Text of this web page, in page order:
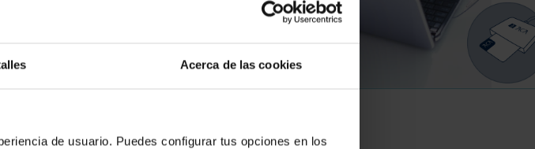
Acerca de las cookies
de usuario. Puedes configurar tus opciones en los
Entrar con ACA Plus